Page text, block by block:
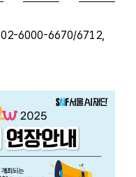
02-6000-6670/6712,